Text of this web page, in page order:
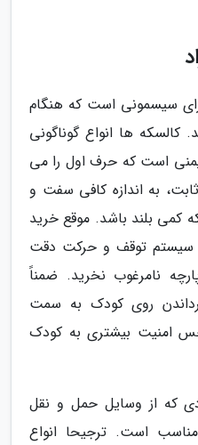
سیسمونی است که هنگام
کالسکه ها انواع گوناگونی
است که حرف اول را می
به اندازه کافی سفت و
کمی بلند باشد. موقع خرید
سیستم توقف و حرکت دقت
نامرغوب نخرید. ضمناً
روی کودک به سمت
حس امنیت بیشتری به کودک
که از وسایل حمل و نقل
است. ترجیحا انواع